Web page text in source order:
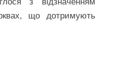
що дотримують